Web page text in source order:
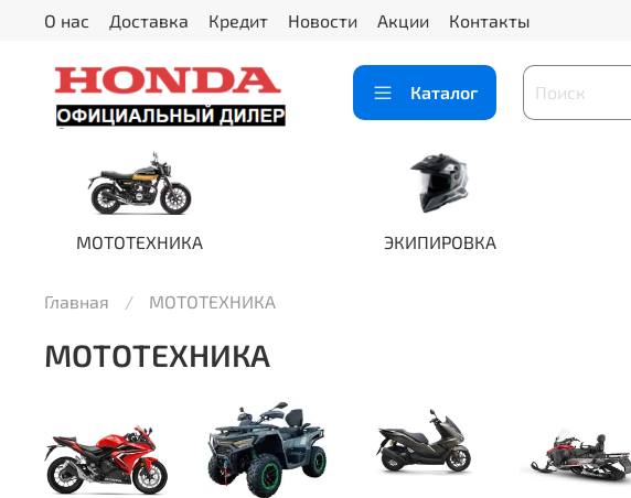
О нас Доставка Кредит Новости Акции Контакты
Каталог
МОТОТЕХНИКА ЭКИПИРОВКА
Главная
МОТОТЕХНИКА
МОТОТЕХНИКА